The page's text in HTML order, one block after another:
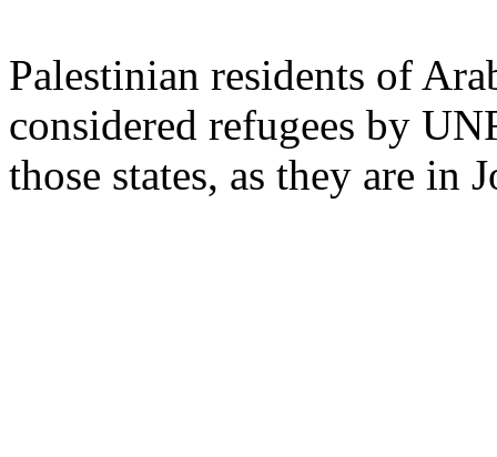
Palestinian residents of
considered refugees by
those states, as they are in